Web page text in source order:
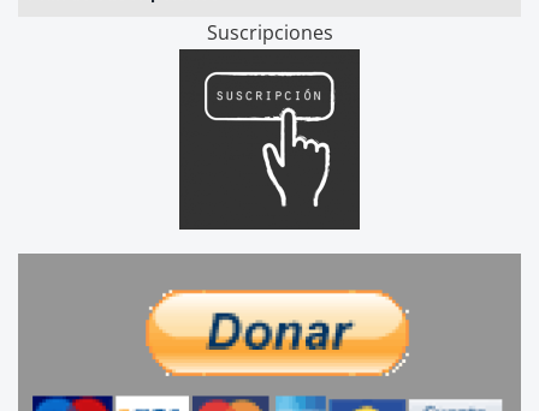
Suscripciones